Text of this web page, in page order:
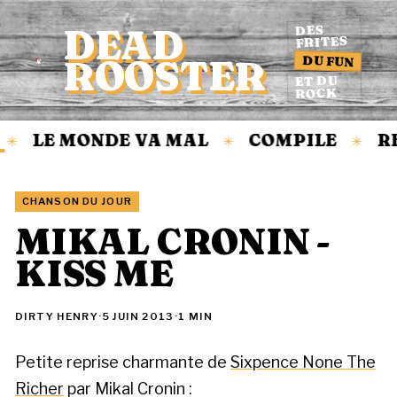
Accueil
DEAD
ROOSTER
DES
FRITES
DU FUN
ET DU
ROCK
✳ LE MONDE VA MAL ✳ COMPILE ✳
CHANSON DU JOUR
MIKAL CRONIN -
KISS ME
DIRTY HENRY·5 JUIN 2013 ·1 MIN
Petite reprise charmante de Sixpence None The
Richer par Mikal Cronin :